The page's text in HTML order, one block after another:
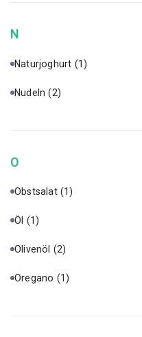
N
Naturjoghurt (1)
Nudeln(2)
O
Obstsalat (1)
Öl (1)
Olivenöl (2)
Oregano (1)